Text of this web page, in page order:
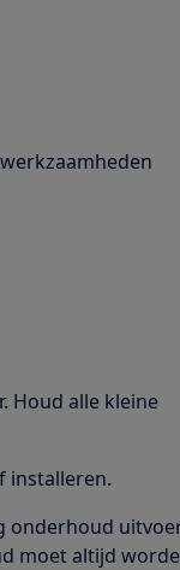
Houd alle kleine
installeren.
onderhoud
moet altijd